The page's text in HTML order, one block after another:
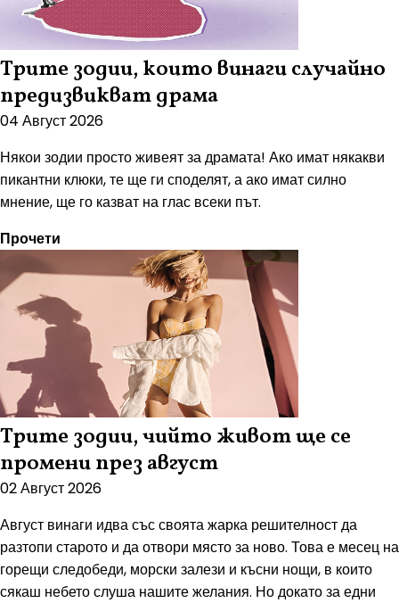
Трите зодии, които винаги случайно
предизвикват драма
04 Август 2026
Някои зодии просто живеят за драмата! Ако имат някакви
пикантни клюки, те ще ги споделят, а ако имат силно
мнение, ще го казват на глас всеки път.
Прочети
Трите зодии, чийто живот ще се
промени през август
02 Август 2026
Август винаги идва със своята жарка решителност да
разтопи старото и да отвори място за ново. Това е месец на
горещи следобеди, морски залези и късни нощи, в които
сякаш небето слуша нашите желания. Но докато за едни